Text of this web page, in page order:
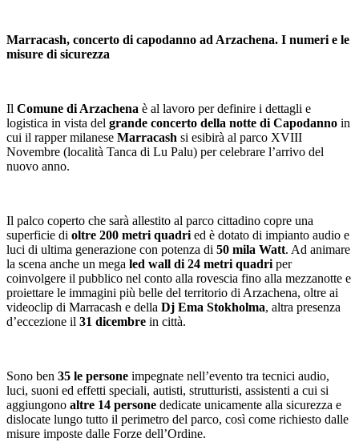
Marracash, concerto di capodanno ad Arzachena. I numeri e le
misure di sicurezza
Il Comune di Arzachena è al lavoro per definire i dettagli e
logistica in vista del grande concerto della notte di Capodanno in
cui il rapper milanese Marracash si esibirà al parco XVIII
Novembre (località Tanca di Lu Palu) per celebrare l’arrivo del
nuovo anno.
Il palco coperto che sarà allestito al parco cittadino copre una
superficie di oltre 200 metri quadri ed è dotato di impianto audio e
luci di ultima generazione con potenza di 50 mila Watt. Ad animare
la scena anche un mega led wall di 24 metri quadri per
coinvolgere il pubblico nel conto alla rovescia fino alla mezzanotte e
proiettare le immagini più belle del territorio di Arzachena, oltre ai
videoclip di Marracash e della Dj Ema Stokholma, altra presenza
d’eccezione il 31 dicembre in città.
Sono ben 35 le persone impegnate nell’evento tra tecnici audio,
luci, suoni ed effetti speciali, autisti, strutturisti, assistenti a cui si
aggiungono altre 14 persone dedicate unicamente alla sicurezza e
dislocate lungo tutto il perimetro del parco, così come richiesto dalle
misure imposte dalle Forze dell’Ordine.